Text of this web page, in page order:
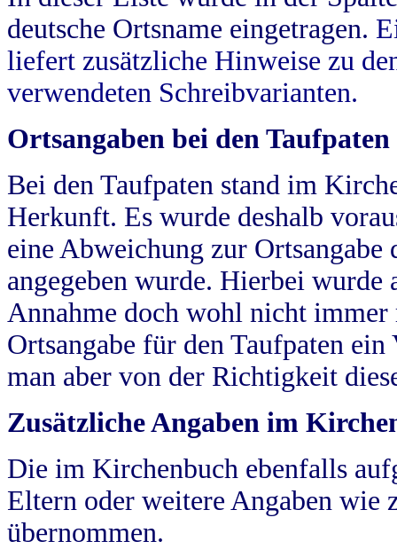
deutsche Ortsname eingetragen.
liefert zusätzliche Hinweise zu
verwendeten Schreibvarianten.
Ortsangaben bei den Taufpaten
Bei den Taufpaten stand im
Herkunft. Es wurde deshalb
eine Abweichung zur
angegeben wurde. Hierbei wurde
Annahme doch wohl nicht
Ortsangabe für den Taufpaten
man aber von der Richtigkeit
Zusätzliche Angaben im
Die im Kirchenbuch ebenfalls
Eltern oder weitere Angaben wie
übernommen.